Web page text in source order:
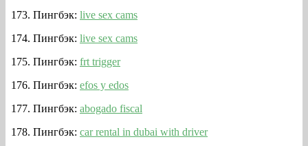
Пингбэк: live sex cams
Пингбэк: live sex cams
Пингбэк: frt trigger
Пингбэк: efos y edos
Пингбэк: abogado fiscal
Пингбэк: car rental in dubai with driver